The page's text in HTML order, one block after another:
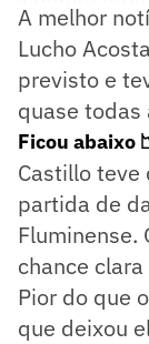
A melhor
Lucho
previsto e
quase todas
Ficou abaixo
Castillo
partida de
Fluminense.
chance
Pior do que
que deixou